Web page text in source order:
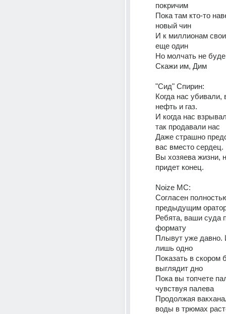
покричим
Пока там кто-то
новый чин
И к миллионам
еще один
Но молчать не
Скажи им, Дим
"Сид" Спирин:
Когда нас убивали,
нефть и газ.
И когда нас
так продавали нас
Даже страшно
вас вместо сердец.
Вы хозяева жизни,
придет конец.
Noize MC:
Согласен
предыдущим
Ребята, ваши суда
формату
Плывут уже давно.
лишь одно
Показать в скором
выглядит дно
Пока вы топчете
чувствуя палева
Продолжая
воды в трюмах